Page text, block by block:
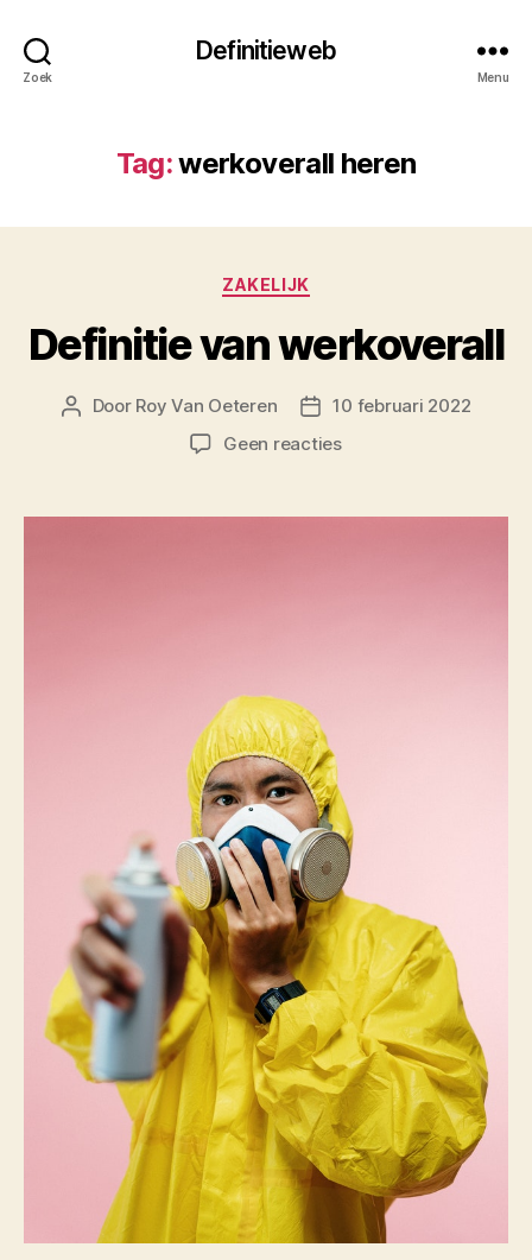
Zoek
Definitieweb
Menu
Tag:werkoverall heren
Categorieën
ZAKELIJK
Definitie van werkoverall
Berichtauteur
Door Roy Van Oeteren Berichtdatum
10 februari 2022
Geen reactiesop
werkoverall